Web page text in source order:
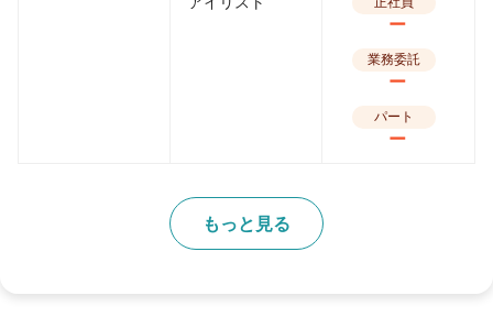
ー
業務委託
ー
パート
ー
もっと見る